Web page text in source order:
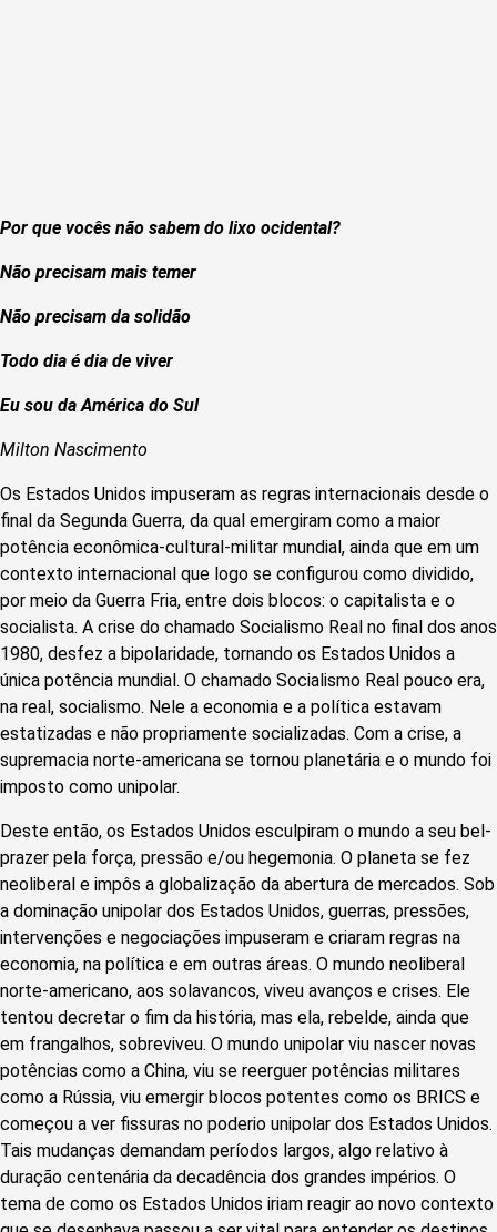
Por que vocês não sabem do lixo ocidental?
Não precisam mais temer
Não precisam da solidão
Todo dia é dia de viver
Eu sou da América do Sul
Milton Nascimento
Os Estados Unidos impuseram as regras internacionais desde o
final da Segunda Guerra, da qual emergiram como a maior
potência econômica-cultural-militar mundial, ainda que em um
contexto internacional que logo se configurou como dividido,
por meio da Guerra Fria, entre dois blocos: o capitalista e o
socialista. A crise do chamado Socialismo Real no final dos anos
1980, desfez a bipolaridade, tornando os Estados Unidos a
única potência mundial. O chamado Socialismo Real pouco era,
na real, socialismo. Nele a economia e a política estavam
estatizadas e não propriamente socializadas. Com a crise, a
supremacia norte-americana se tornou planetária e o mundo foi
imposto como unipolar.
Deste então, os Estados Unidos esculpiram o mundo a seu bel-
prazer pela força, pressão e/ou hegemonia. O planeta se fez
neoliberal e impôs a globalização da abertura de mercados. Sob
a dominação unipolar dos Estados Unidos, guerras, pressões,
intervenções e negociações impuseram e criaram regras na
economia, na política e em outras áreas. O mundo neoliberal
norte-americano, aos solavancos, viveu avanços e crises. Ele
tentou decretar o fim da história, mas ela, rebelde, ainda que
em frangalhos, sobreviveu. O mundo unipolar viu nascer novas
potências como a China, viu se reerguer potências militares
como a Rússia, viu emergir blocos potentes como os BRICS e
começou a ver fissuras no poderio unipolar dos Estados Unidos.
Tais mudanças demandam períodos largos, algo relativo à
duração centenária da decadência dos grandes impérios. O
tema de como os Estados Unidos iriam reagir ao novo contexto